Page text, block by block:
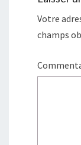
Votre
champs